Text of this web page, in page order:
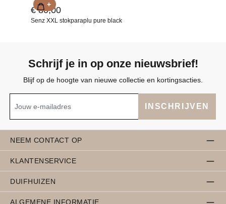
€ 80,00
Senz XXL stokparaplu pure black
+
Schrijf je in op onze nieuwsbrief!
Blijf op de hoogte van nieuwe collectie en kortingsacties.
INSCHRIJVEN
NEEM CONTACT OP
KLANTENSERVICE
DUIFHUIZEN
ALGEMENE INFORMATIE